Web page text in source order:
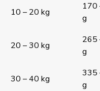
10 – 20 kg
170
g
20 – 30 kg
265
g
30 – 40 kg
335
g